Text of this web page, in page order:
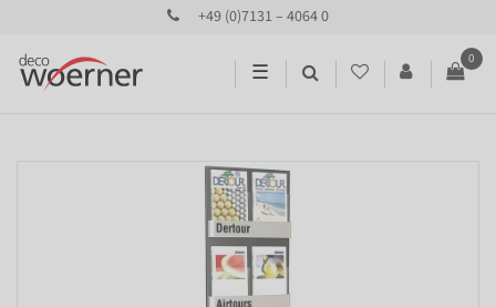
+49 (0)7131 – 4064 0
☰
0